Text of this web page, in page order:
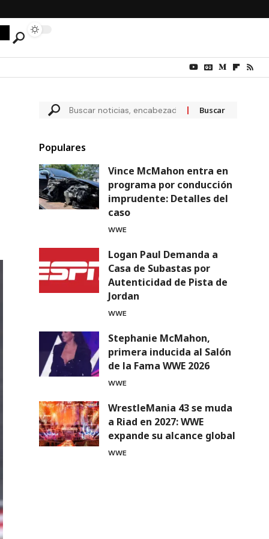
Populares
Vince McMahon entra en
programa por conducción
imprudente: Detalles del
caso
WWE
Logan Paul Demanda a
Casa de Subastas por
Autenticidad de Pista de
Jordan
WWE
Stephanie McMahon,
primera inducida al Salón
de la Fama WWE 2026
WWE
WrestleMania 43 se muda
a Riad en 2027: WWE
expande su alcance global
WWE